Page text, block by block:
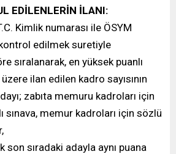
EDİLENLERİN İLANI:
Kimlik numarası ile ÖSYM
kontrol edilmek suretiyle
sıralanarak, en yüksek puanlı
ilan edilen kadro sayısının
zabıta memuru kadroları için
sınava, memur kadroları için sözlü
son sıradaki adayla aynı puana